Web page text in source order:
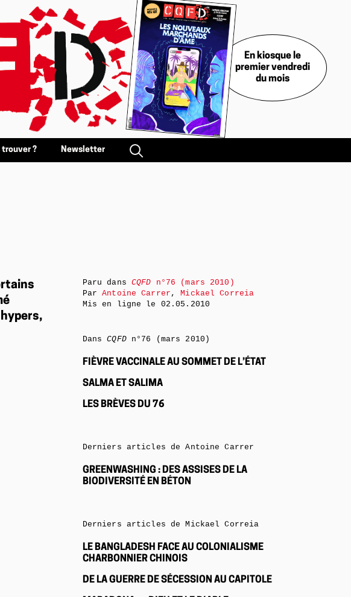
En kiosque le
premier vendredi
du mois
trouver ? Newsletter
Paru dans CQFD n°76 (mars 2010)
ParAntoine Carrer ,Mickael Correia
Mis en ligne le 02.05.2010
DansCQFDn°76 (mars 2010)
FIÈVRE VACCINALE AU SOMMET DE L’ÉTAT
SALMA ET SALIMA
LES BRÈVES DU 76
Derniers articles de Antoine Carrer
GREENWASHING : DES ASSISES DE LA
BIODIVERSITÉ EN BÉTON
Derniers articles de Mickael Correia
LE BANGLADESH FACE AU COLONIALISME
CHARBONNIER CHINOIS
DE LA GUERRE DE SÉCESSION AU CAPITOLE